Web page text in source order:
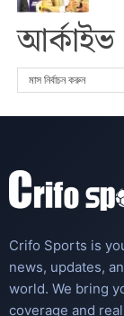
আর্কাইভ
Crifo Sports is
news, updates,
world. We bring
coverage and